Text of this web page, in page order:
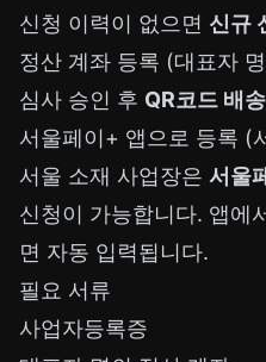
신청 이력이 없으면 신규
정산 계좌 등록 (대표자
심사 승인 후 QR코드 배송
서울페이+ 앱으로 등록 (
서울 소재 사업장은 서울
신청이 가능합니다. 앱에
면 자동 입력됩니다.
필요 서류
사업자등록증